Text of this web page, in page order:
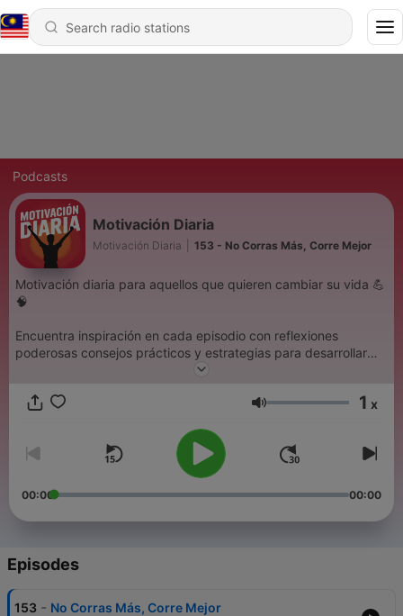
Podcasts
Motivación Diaria
Motivación Diaria 153 - No Corras Más, Corre Mejor
Motivación diaria para aquellos que quieren cambiar su vida 💪
🧠
Encuentra inspiración en cada episodio con reflexiones
poderosas consejos prácticos y estrategias para desarrollar
una mentalidad fuerte y positiva.
siempre has soñado 🔥
Tu transformación comienza hoy 🚀
#motivacion #superacionpersonal #exito #crecimientopersonal
#emprendedores #emprendimiento #autocuidado
#fuerzainterior #vidasaludable #confianza #inspiracion
#actitudganadora #desafios #superandomedebilidades
#liderazgo #pensamientopositivo #bienestar
Volume 1 x
00:00 00:00
Episodes
153 - No Corras Más, Corre Mejor